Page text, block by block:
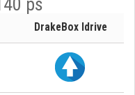
DrakeBox Idrive